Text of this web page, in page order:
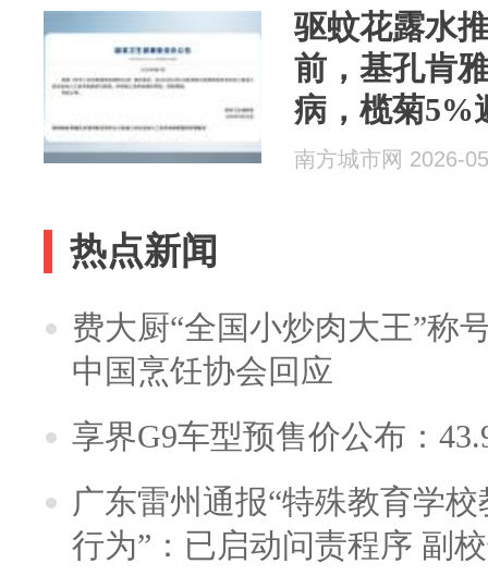
驱蚊花露水
前，基孔肯
病，榄菊5%
花露水守护
南方城市网 2026-
热点新闻
费大厨“全国小炒肉大王”称
中国烹饪协会回应
享界G9车型预售价公布：
广东雷州通报“特殊教育学
行为”：已启动问责程序 副